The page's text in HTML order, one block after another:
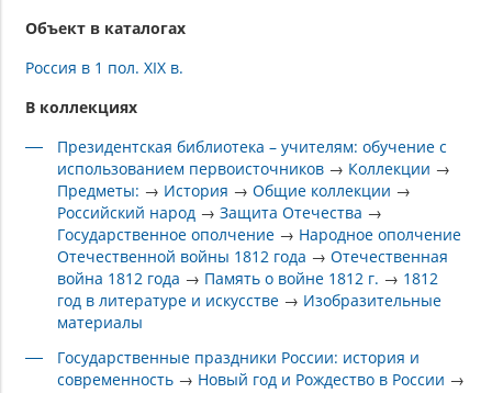
Объект в каталогах
Россия в 1 пол. XIX в.
В коллекциях
Президентская библиотека – учителям: обучение с
использованием первоисточников → Коллекции →
Предметы: → История →Общие коллекции →
Российский народ →Защита Отечества →
Государственное ополчение → Народное ополчение
Отечественной войны 1812 года →Отечественная
война 1812 года → Память о войне 1812 г. → 1812
год в литературе и искусстве → Изобразительные
материалы
Государственные праздники России: история и
современность → Новый год и Рождество в России →